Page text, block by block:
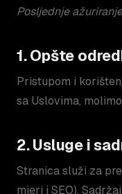
Posljednje
1. Opšte
Pristupom i
sa Uslovima,
2. Usluge i
Stranica služi za
mjeri i SEO).